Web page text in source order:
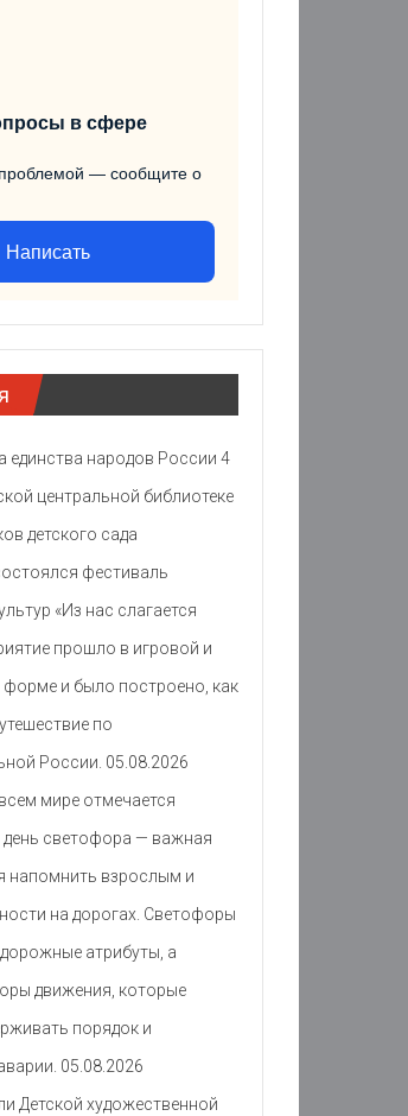
в сфере
— сообщите о
Написать
единства народов России 4
центральной библиотеке
детского сада
фестиваль
«Из нас слагается
прошло в игровой и
форме и было построено, как
по
России. 05.08.2026
мире отмечается
светофора — важная
напомнить взрослым и
на дорогах. Светофоры
атрибуты, а
движения, которые
порядок и
05.08.2026
Детской художественной